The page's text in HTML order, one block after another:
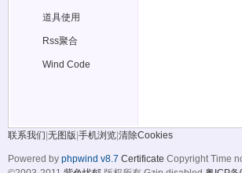
道具使用
Rss聚合
Wind Code
联系我们 无图版 手机浏览 清除Cookies
Powered by phpwind v8.7 Certificate Copyright Time